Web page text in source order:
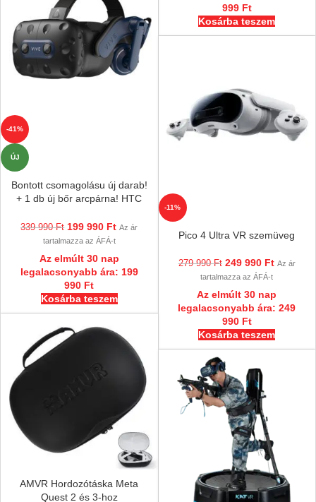
999 Ft
Kosárba teszem
-41%
ÚJ
Bontott csomagolásu új darab!
+ 1 db új bőr arcpárna! HTC
felbontással
339 990Ft 199 990 Ft Az ár
tartalmazza az ÁFÁ-t
Az elmúlt 30 nap
legalacsonyabb ára: 199
990 Ft
Kosárba teszem
-11%
Pico 4 Ultra VR szemüveg
279 990Ft 249 990 Ft Az ár
tartalmazza az ÁFÁ-t
Az elmúlt 30 nap
legalacsonyabb ára:249
990 Ft
Kosárba teszem
AMVR Hordozótáska Meta
Quest 2 és 3-hoz